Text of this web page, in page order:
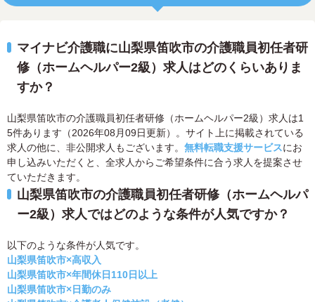
マイナビ介護職に山梨県笛吹市の介護職員初任者研
修（ホームヘルパー2級）求人はどのくらいありま
すか？
山梨県笛吹市の介護職員初任者研修（ホームヘルパー2級）求人は1
5件あります（2026年08月09日更新）。サイト上に掲載されている
求人の他に、非公開求人もございます。 無料転職支援サービスにお
申し込みいただくと、全求人からご希望条件に合う求人を提案させ
ていただきます。
山梨県笛吹市の介護職員初任者研修（ホームヘルパ
ー2級）求人ではどのような条件が人気ですか？
以下のような条件が人気です。
山梨県笛吹市×高収入
山梨県笛吹市×年間休日110日以上
山梨県笛吹市×日勤のみ